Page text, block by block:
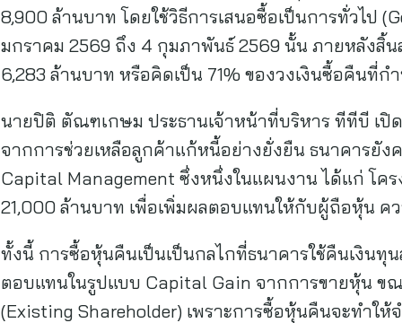
8,900 ล้านบาท โดยใช้วิธีการเสนอซื้อเป็นการทั่วไป
มกราคม 2569 ถึง 4 กุมภาพันธ์ 2569 นั้น ภายหลังสิ้
6,283 ล้านบาท หรือคิดเป็น 71% ของวงเงินซื้อคืนที่ก
นายปิติ ตัณฑเกษม ประธานเจ้าหน้าที่บริหาร ทีทีบี เปิ
จากการช่วยเหลือลูกค้าแก้หนี้อย่างยั่งยืน ธนาคารยั
Capital Management ซึ่งหนึ่งในแผนงาน ได้แก่ โค
21,000 ล้านบาท เพื่อเพิ่มผลตอบแทนให้กับผู้ถือหุ้น ค
ทั้งนี้ การซื้อหุ้นคืนเป็นเป็นกลไกที่ธนาคารใช้คืนเงิน
ตอบแทนในรูปแบบ Capital Gain จากการขายหุ้น
(Existing Shareholder) เพราะการซื้อหุ้นคืนจะทำใ